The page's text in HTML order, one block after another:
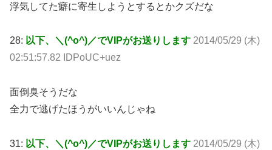
浮気してた癖に寄生しようとするとかクズだな
28: 以下、＼(^o^)／でVIPがお送りします 2014/05/29 (木)
02:51:57.82 IDPoUC+uez
面倒臭そうだな
全力で逃げたほうがいいんじゃね
31: 以下、＼(^o^)／でVIPがお送りします 2014/05/29 (木)